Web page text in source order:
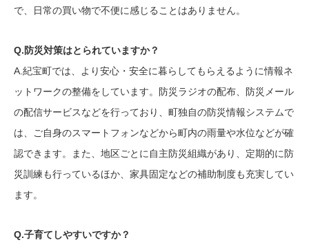
で、日常の買い物で不便に感じることはありません。
Q.防災対策はとられていますか？
A.紀宝町では、より安心・安全に暮らしてもらえるように情報ネ
ットワークの整備をしています。防災ラジオの配布、防災メール
の配信サービスなどを行っており、町独自の防災情報システムで
は、ご自身のスマートフォンなどから町内の雨量や水位などが確
認できます。また、地区ごとに自主防災組織があり、定期的に防
災訓練も行っているほか、家具固定などの補助制度も充実してい
ます。
Q.子育てしやすいですか？